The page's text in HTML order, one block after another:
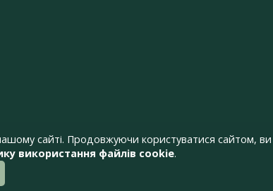
сайті. Продовжуючи користуватися сайтом, ви
використання файлів cookie.